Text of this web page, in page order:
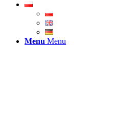
Menu Menu